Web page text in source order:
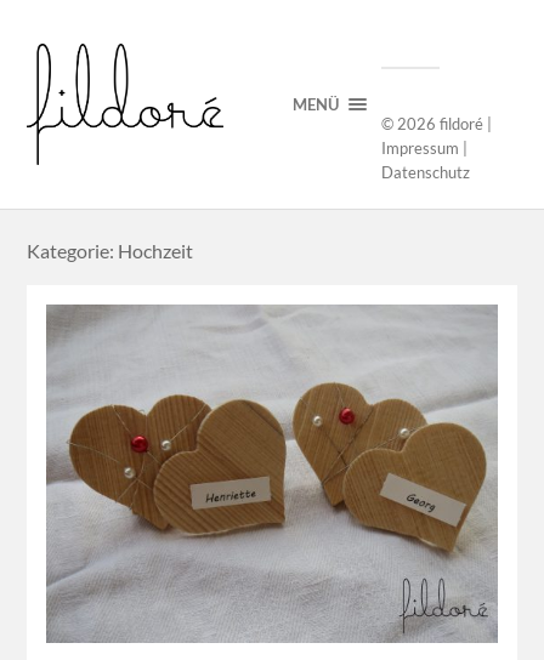
MENÜ
© 2026fildoré
Impressum
Datenschutz
Kategorie: Hochzeit